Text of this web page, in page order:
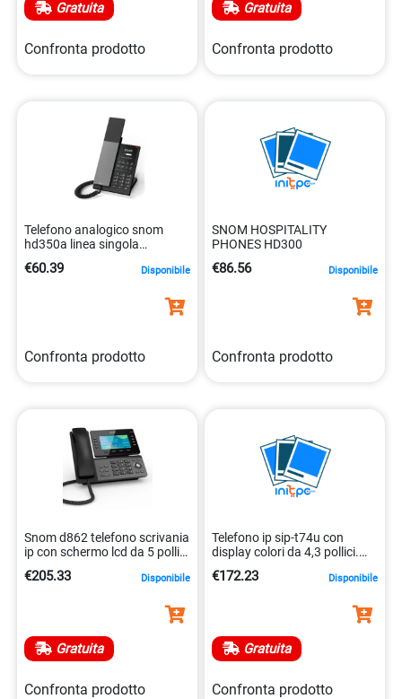
Gratuita
Confronta prodotto
Gratuita
Confronta prodotto
Telefono analogico snom
hd350a linea singola
€60.39 Disponibile
Confronta prodotto
SNOM HOSPITALITY
PHONES HD300
€86.56 Disponibile
Confronta prodotto
Snom d862 telefono scrivania
ip con schermo lcd da 5 pollici
€205.33 Disponibile
Gratuita
Confronta prodotto
Telefono ip sip-t74u con
display colori da 4,3 pollici.
€172.23 Disponibile
Gratuita
Confronta prodotto